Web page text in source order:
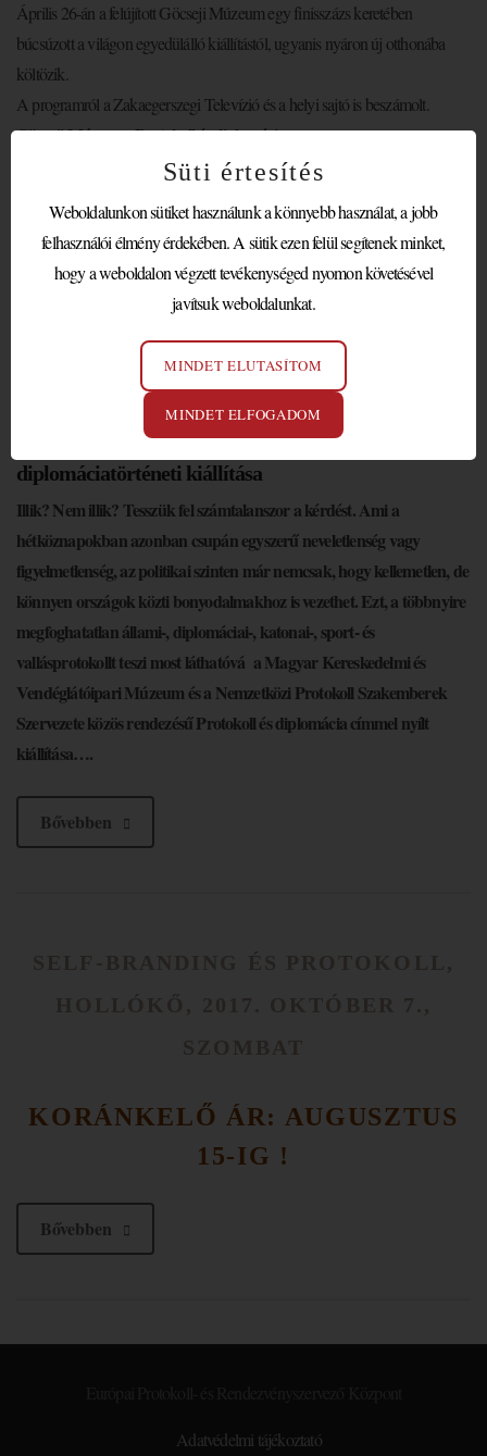
Április 26-án a felújított Göcseji Múzeum egy finisszázs keretében
búcsúzott a világon egyedülálló kiállítástól, ugyanis nyáron új otthonába
költözik.
A programról a Zakaegerszegi Televízió és a helyi sajtó is beszámolt.
Göcseji Múzeum: Protokoll és diplomácia –…
Megnyílt hazánk első protokoll- és
diplomáciatörténeti kiállítása
Illik? Nem illik? Tesszük fel számtalanszor a kérdést. Ami a
hétköznapokban azonban csupán egyszerű neveletlenség vagy
figyelmetlenség, az politikai szinten már nemcsak, hogy kellemetlen, de
könnyen országok közti bonyodalmakhoz is vezethet. Ezt, a többnyire
megfoghatatlan állami-, diplomáciai-, katonai-, sport- és
vallásprotokollt teszi most láthatóvá a Magyar Kereskedelmi és
Vendéglátóipari Múzeum és a Nemzetközi Protokoll Szakemberek
Szervezete közös rendezésű Protokoll és diplomácia címmel nyílt
kiállítása….
Bővebben
KORÁNKELŐ ÁR: AUGUSZTUS
15-IG !
Bővebben
Adatvédelmi tájékoztató
Süti értesítés
Weboldalunkon sütiket használunk a könnyebb használat, a jobb
felhasználói élmény érdekében. A sütik ezen felül segítenek minket,
hogy a weboldalon végzett tevékenységed nyomon követésével
javítsuk weboldalunkat.
MINDET ELUTASÍTOM
MINDET ELFOGADOM